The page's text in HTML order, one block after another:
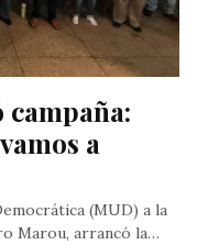
a
(MUD) a la
Marou, arrancó la…